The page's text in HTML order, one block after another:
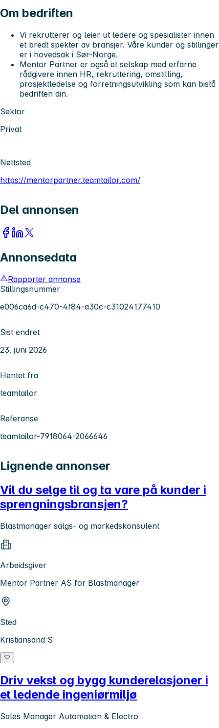
Om bedriften
Vi rekrutterer og leier ut ledere og spesialister innen
et bredt spekter av bransjer. Våre kunder og stillinger
er i hovedsak i Sør-Norge.
Mentor Partner er også et selskap med erfarne
rådgivere innen HR, rekruttering, omstilling,
prosjektledelse og forretningsutvikling som kan bistå
bedriften din.
Sektor
Privat
Nettsted
https://mentorpartner.teamtailor.com/
Del annonsen
Annonsedata
Rapporter annonse
Stillingsnummer
e006ca6d-c470-4f84-a30c-c31024177410
Sist endret
23. juni 2026
Hentet fra
teamtailor
Referanse
teamtailor-7918064-2066646
Lignende annonser
Vil du selge til og ta vare på kunder i
sprengningsbransjen?
Blastmanager salgs- og markedskonsulent
Arbeidsgiver
Mentor Partner AS for Blastmanager
Sted
Kristiansand S
Driv vekst og bygg kunderelasjoner i
et ledende ingeniørmiljø
Sales Manager Automation & Electro